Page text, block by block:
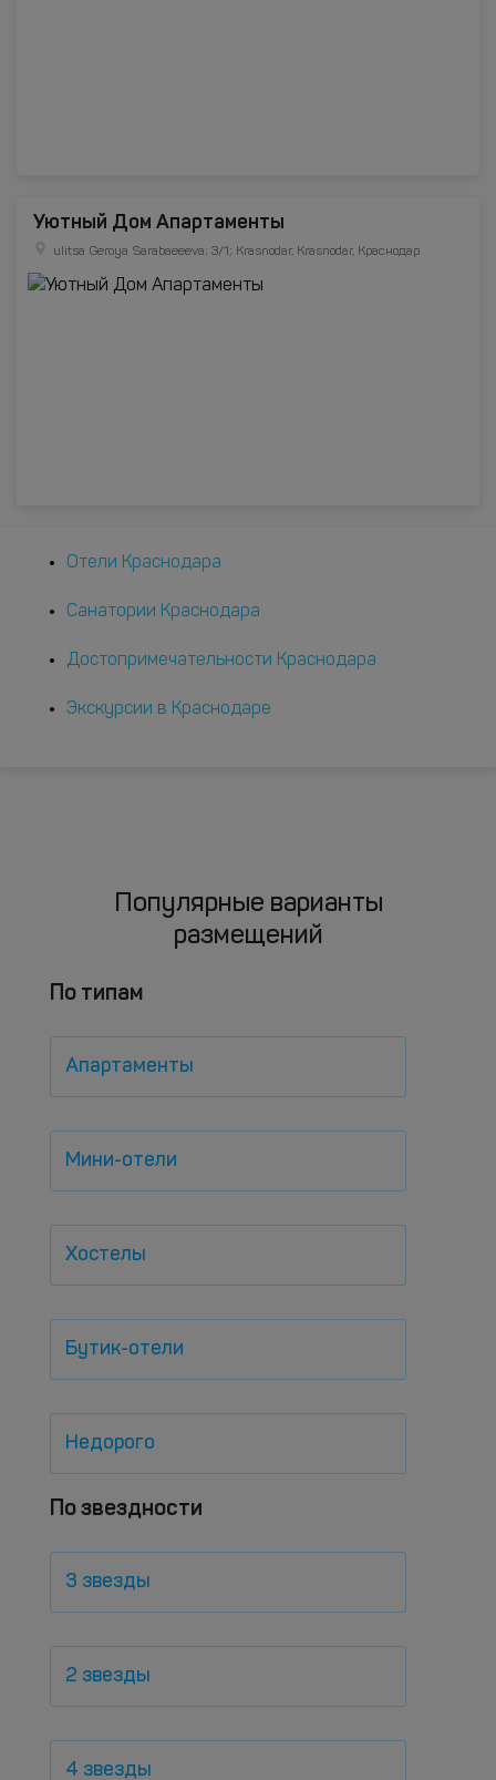
Уютный Дом Апартаменты
ulitsa Geroya Sarabaeeeva; 3/1; Krasnodar, Krasnodar, Краснодар
Отели Краснодара
Санатории Краснодара
Достопримечательности Краснодара
Экскурсии в Краснодаре
Популярные варианты
размещений
По типам
Апартаменты
Мини-отели
Хостелы
Бутик-отели
Недорого
По звездности
3 звезды
2 звезды
4 звезды